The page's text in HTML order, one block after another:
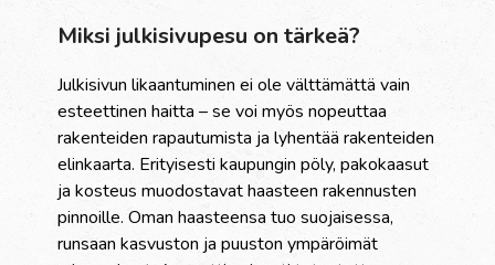
Miksi julkisivupesu on tärkeä?
Julkisivun likaantuminen ei ole välttämättä vain
esteettinen haitta – se voi myös nopeuttaa
rakenteiden rapautumista ja lyhentää rakenteiden
elinkaarta. Erityisesti kaupungin pöly, pakokaasut
ja kosteus muodostavat haasteen rakennusten
pinnoille. Oman haasteensa tuo suojaisessa,
runsaan kasvuston ja puuston ympäröimät